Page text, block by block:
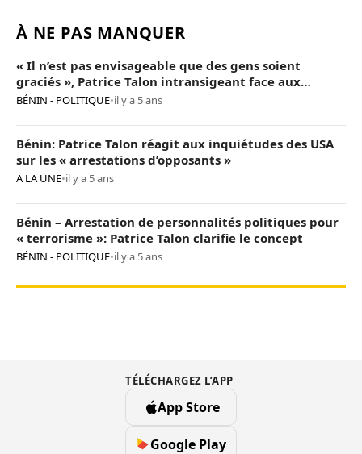
À NE PAS MANQUER
« Il n’est pas envisageable que des gens soient
graciés », Patrice Talon intransigeant face aux
« opposants terroristes »
BÉNIN - POLITIQUE•il y a 5 ans
Bénin: Patrice Talon réagit aux inquiétudes des USA
sur les « arrestations d’opposants »
A LA UNE•il y a 5 ans
Bénin – Arrestation de personnalités politiques pour
« terrorisme »: Patrice Talon clarifie le concept
BÉNIN - POLITIQUE•il y a 5 ans
TÉLÉCHARGEZ L’APP
App Store
Google Play